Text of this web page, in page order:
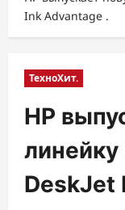
Ink Advantage .
ТехноХит.
HP
DeskJet